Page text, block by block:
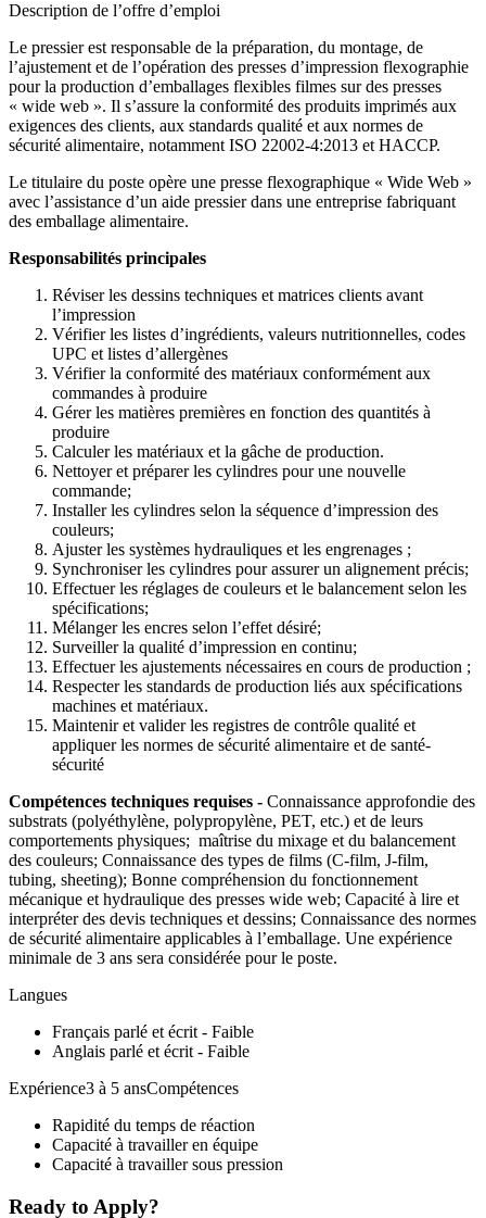
Description de l’offre d’emploi
Le pressier est responsable de la préparation, du montage, de
l’ajustement et de l’opération des presses d’impression flexographie
pour la production d’emballages flexibles filmes sur des presses
« wide web ». Il s’assure la conformité des produits imprimés aux
exigences des clients, aux standards qualité et aux normes de
sécurité alimentaire, notamment ISO 22002-4:2013 et HACCP.
Le titulaire du poste opère une presse flexographique « Wide Web »
avec l’assistance d’un aide pressier dans une entreprise fabriquant
des emballage alimentaire.
Responsabilités principales
Réviser les dessins techniques et matrices clients avant
l’impression
Vérifier les listes d’ingrédients, valeurs nutritionnelles, codes
UPC et listes d’allergènes
Vérifier la conformité des matériaux conformément aux
commandes à produire
Gérer les matières premières en fonction des quantités à
produire
Calculer les matériaux et la gâche de production.
Nettoyer et préparer les cylindres pour une nouvelle
commande;
Installer les cylindres selon la séquence d’impression des
couleurs;
Ajuster les systèmes hydrauliques et les engrenages ;
Synchroniser les cylindres pour assurer un alignement précis;
Effectuer les réglages de couleurs et le balancement selon les
spécifications;
Mélanger les encres selon l’effet désiré;
Surveiller la qualité d’impression en continu;
Effectuer les ajustements nécessaires en cours de production ;
Respecter les standards de production liés aux spécifications
machines et matériaux.
Maintenir et valider les registres de contrôle qualité et
appliquer les normes de sécurité alimentaire et de santé-
sécurité
Compétences techniques requises - Connaissance approfondie des
substrats (polyéthylène, polypropylène, PET, etc.) et de leurs
comportements physiques; maîtrise du mixage et du balancement
des couleurs; Connaissance des types de films (C-film, J-film,
tubing, sheeting); Bonne compréhension du fonctionnement
mécanique et hydraulique des presses wide web; Capacité à lire et
interpréter des devis techniques et dessins; Connaissance des normes
de sécurité alimentaire applicables à l’emballage. Une expérience
minimale de 3 ans sera considérée pour le poste.
Langues
Français parlé et écrit - Faible
Anglais parlé et écrit - Faible
Expérience3 à 5 ansCompétences
Rapidité du temps de réaction
Capacité à travailler en équipe
Capacité à travailler sous pression
Ready to Apply?